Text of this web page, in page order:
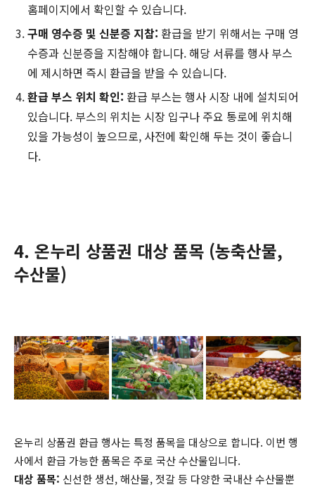
홈페이지에서 확인할 수 있습니다.
구매 영수증 및 신분증 지참: 환급을 받기 위해서는 구매 영
수증과 신분증을 지참해야 합니다. 해당 서류를 행사 부스
에 제시하면 즉시 환급을 받을 수 있습니다.
환급 부스 위치 확인: 환급 부스는 행사 시장 내에 설치되어
있습니다. 부스의 위치는 시장 입구나 주요 통로에 위치해
있을 가능성이 높으므로, 사전에 확인해 두는 것이 좋습니
다.
4. 온누리 상품권 대상 품목 (농축산물,
수산물)
온누리 상품권 환급 행사는 특정 품목을 대상으로 합니다. 이번 행
사에서 환급 가능한 품목은 주로 국산 수산물입니다.
대상 품목: 신선한 생선, 해산물, 젓갈 등 다양한 국내산 수산물뿐